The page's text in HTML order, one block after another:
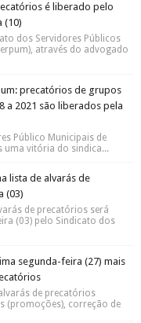
é liberado pelo
(10)
dos Servidores Públicos
através do advogado
precatórios de grupos
a 2021 são liberados pela
Público Municipais de
uma vitória do sindica...
lista de alvarás de
(03)
de precatórios será
(03) pelo Sindicato dos
segunda-feira (27) mais
de precatórios
(promoções), correção de